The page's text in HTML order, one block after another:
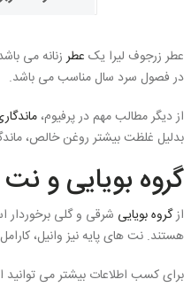
عطر زرجوف لیرا یک عطر
در فصول سرد سال مناسب می باشد.
از دیگر مطالب مهم در پرفیوم،
بدلیل غلظت بیشتر روغن خالص،
گروه بویایی و
ازگروه بویایی
هستند. نت های پایه نیز وانیل،
برای کسب اطلاعات بیشتر می